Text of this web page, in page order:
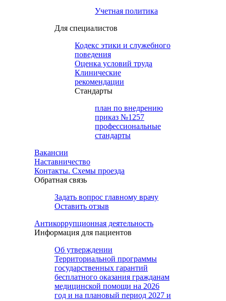
Учетная политика
Для специалистов
Кодекс этики и служебного
поведения
Оценка условий труда
Клинические
рекомендации
Cтандарты
план по внедрению
приказ №1257
профессиональные
стандарты
Вакансии
Наставничество
Контакты. Схемы проезда
Обратная связь
Задать вопрос главному врачу
Оставить отзыв
Антикоррупционная деятельность
Информация для пациентов
Об утверждении
Территориальной программы
государственных гарантий
бесплатного оказания гражданам
медицинской помощи на 2026
год и на плановый период 2027 и